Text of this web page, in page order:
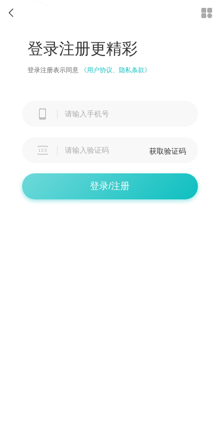

登录注册更精彩
登录注册表示同意 《用户协议、隐私条款》
 获取验证码
登录/注册
